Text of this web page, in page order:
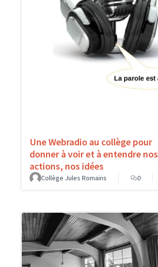
Une Webradio au collège pour
donner à voir et à entendre nos
actions, nos idées
Collège Jules Romains 0